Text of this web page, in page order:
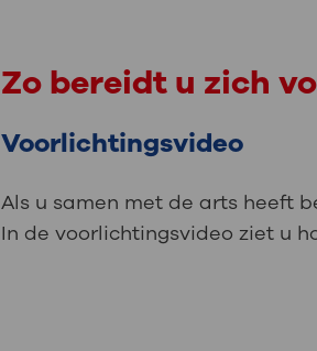
Zo bereidt u zich
Voorlichtingsvideo
Als u samen met de arts heeft
In de voorlichtingsvideo ziet u